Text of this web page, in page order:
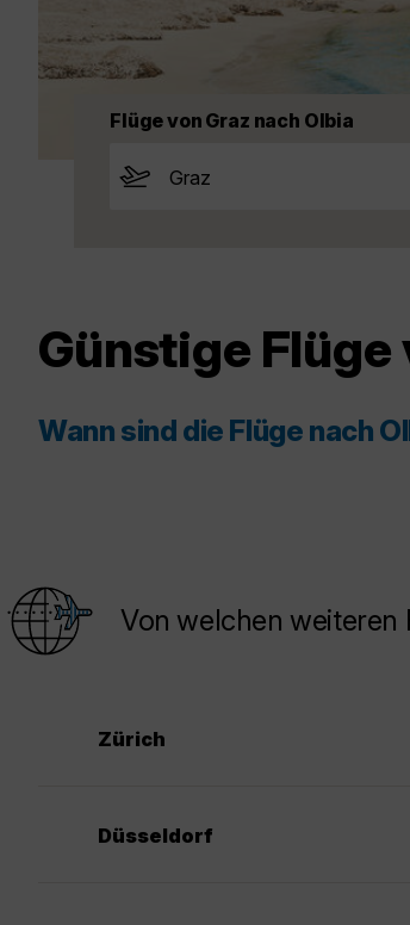
Flüge von Graz nach Olbia
Günstige Flüge
Wann sind die Flüge nach
Von welchen weiteren
Zürich
Düsseldorf